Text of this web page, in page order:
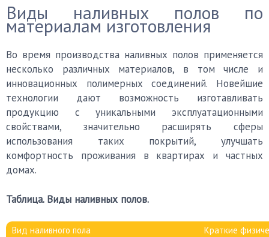
Виды наливных полов по
материалам изготовления
Во время производства наливных полов применяется
несколько различных материалов, в том числе и
инновационных полимерных соединений. Новейшие
технологии дают возможность изготавливать
продукцию с уникальными эксплуатационными
свойствами, значительно расширять сферы
использования таких покрытий, улучшать
комфортность проживания в квартирах и частных
домах.
Таблица. Виды наливных полов.
Вид наливного пола
Краткие